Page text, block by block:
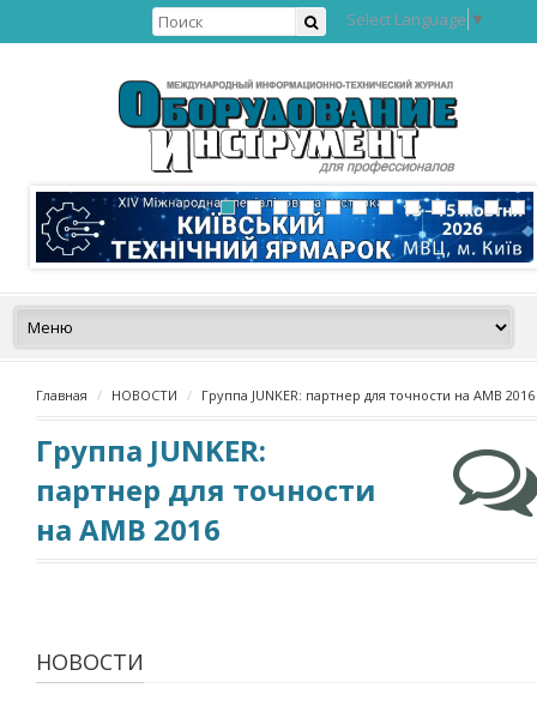
Select Language ▼
Главная НОВОСТИ Группа JUNKER: партнер для точности на AMB 2016
Группа JUNKER:
партнер для точности
на AMB 2016
НОВОСТИ